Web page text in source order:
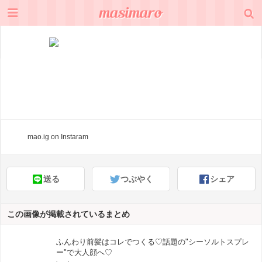
mao.ig on Instaram
送る つぶやく シェア
この画像が掲載されているまとめ
ふんわり前髪はコレでつくる♡話題の"シーソルトスプレ
ー"で大人顔へ♡